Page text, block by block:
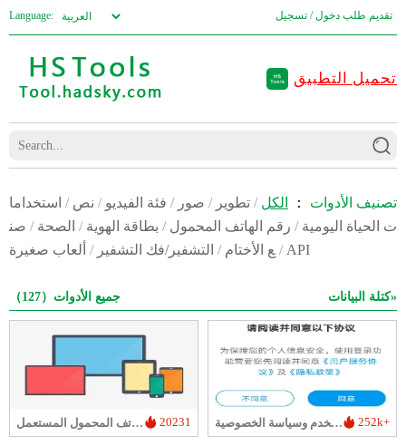
Language: تقديم طلب دخول / تسجيل
تحميل التطبيق
تصنيف الأدوات ： الكل / تطوير / صور / فئة الفيديو / نص / استخداما
ت الحياة اليومية / رقم الهاتف المحمول / بطاقة الهوية / الصحة / صن
ع الأختام / التشفير/فك التشفير / ألعاب صغيرة / API
جميع الأدوات（127） كتلة البيانات»
تقدير أسعار الكمبيوتر/الهاتف المحمول المستعمل 20231 اتفاقية خدمة المستخدم وسياسة الخصوصية 252k+